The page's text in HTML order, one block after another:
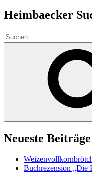
Heimbaecker
Suchen
nach:
Neueste Beiträge
Buchrezension „Die